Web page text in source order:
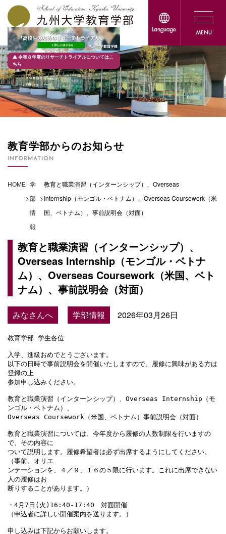
令和８年度のリサーチトライアルについてはこ
ちら
教育学部からのお知らせ
INFORMATION
HOME
>
学
部
情
報
>
教育と職業演習（インターンシップ）、Overseas
Internship（モンゴル・ベトナム）、Overseas Coursework（米
国、ベトナム）、事前説明会（対面）
教育と職業演習（インターンシップ）、
Overseas Internship（モンゴル・ベトナ
ム）、Overseas Coursework（米国、ベト
ナム）、事前説明会（対面）
みなさんへ 学部情報 2026年03月26日
教育学部 学生各位
入学、進級おめでとうございます。
以下の日時で事前説明会を開催いたしますので、履修に興味がある方は
登録の上
参加申し込みください。
教育と職業演習（インターンシップ）、Overseas Internship（モ
ンゴル・ベトナム）、
Overseas Coursework（米国、ベトナム）事前説明会（対面）
教育と職業演習については、今年度から履修の人数制限を行いますの
で、その内容に
ついて説明します。履修希望者は必ず出席するようにしてください。
（事前、オリエ
ンテーションを、４／９、１６の５限に行います。これに出席できない
人の履修はお
断りすることがあります。）
・4月7日(火)16:40-17:40　対面開催
（申込者に詳しい開催案内を送ります。）